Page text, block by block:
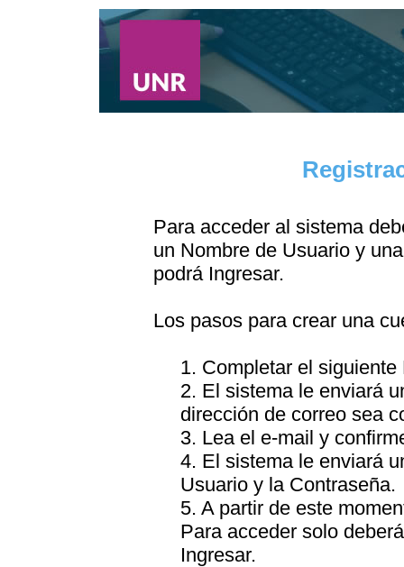
Para acceder al sistema
un Nombre de Usuario y
podrá Ingresar.
Los pasos para crear una
1. Completar el
2. El sistema le enviará
dirección de correo sea
3. Lea el e-mail y
4. El sistema le enviará
Usuario y la Contraseña.
5. A partir de este
Para acceder solo
Ingresar.